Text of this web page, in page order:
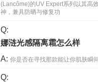
(Lancôme)的UV Expert系列以其高
神，兼具防晒与修复功
Q:
娜涟光感隔离霜怎么样
A: 你是否在寻找那款能让你肌肤瞬
Q: